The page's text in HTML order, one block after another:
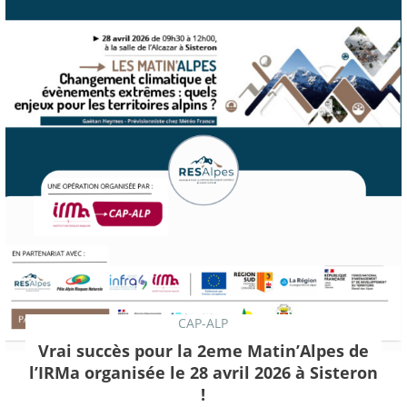
CAP-ALP
Vrai succès pour la 2eme Matin’Alpes de
l’IRMa organisée le 28 avril 2026 à Sisteron
!